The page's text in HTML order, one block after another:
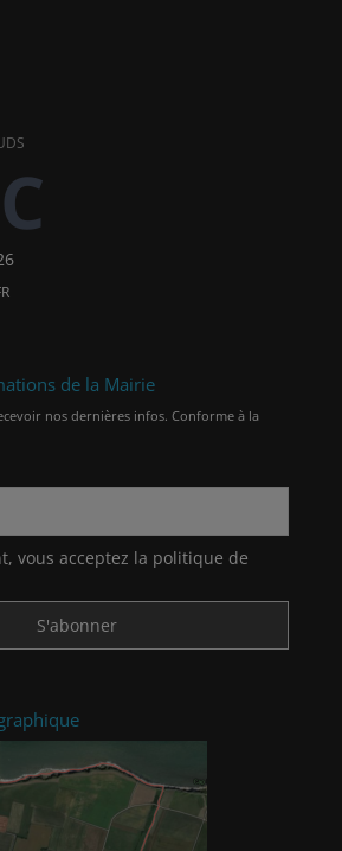
de la Mairie
nos dernières infos. Conforme à la
vous acceptez la politique de